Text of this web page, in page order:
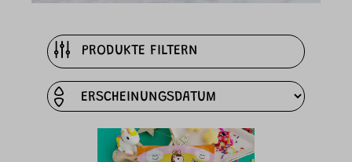
PRODUKTE FILTERN